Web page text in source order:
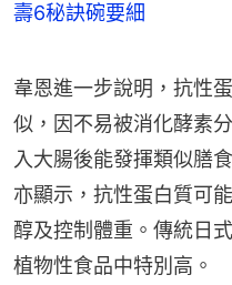
壽6秘訣碗要細
韋恩進一步說明，抗性
似，因不易被消化酵素
入大腸後能發揮類似膳
亦顯示，抗性蛋白質可
醇及控制體重。傳統日
植物性食品中特別高。